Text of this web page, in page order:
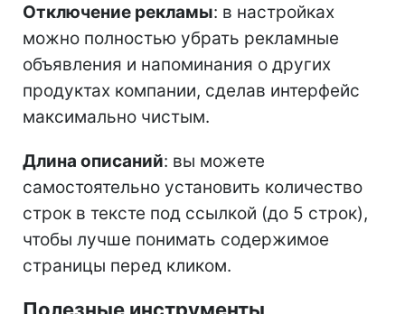
Отключение рекламы: в настройках
можно полностью убрать рекламные
объявления и напоминания о других
продуктах компании, сделав интерфейс
максимально чистым.
Длина описаний: вы можете
самостоятельно установить количество
строк в тексте под ссылкой (до 5 строк),
чтобы лучше понимать содержимое
страницы перед кликом.
Полезные инструменты